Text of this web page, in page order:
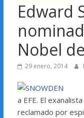
Edward
Nobel
29 enero, 2014
a EFE. El
reclamado por